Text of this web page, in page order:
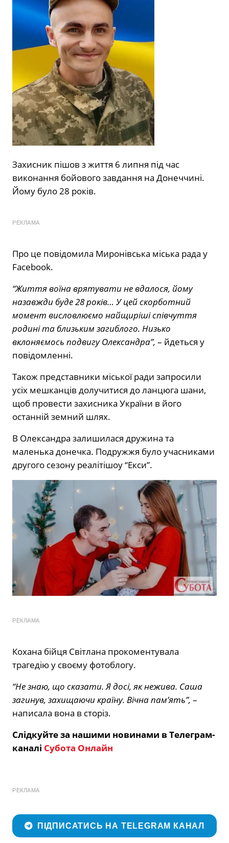
Захисник пішов з життя 6 липня під час
виконання бойового завдання на Донеччині.
Йому було 28 років.
РЕКЛАМА
Про це повідомила Миронівська міська рада у
Facebook.
“Життя воїна врятувати не вдалося, йому
назавжди буде 28 років… У цей скорботний
момент висловлюємо найщиріші співчуття
родині та близьким загиблого. Низько
вклоняємось подвигу Олександра”, – йдеться у
повідомленні.
Також представники міської ради запросили
усіх мешканців долучитися до ланцюга шани,
щоб провести захисника України в його
останній земний шлях.
В Олександра залишилася дружина та
маленька донечка. Подружжя було учасниками
другого сезону реалітішоу “Екси”.
РЕКЛАМА
Кохана бійця Світлана прокоментувала
трагедію у своєму фотоблогу.
“Не знаю, що сказати. Я досі, як нежива. Саша
загинув, захищаючи країну. Вічна пам’ять”, –
написала вона в сторіз.
Слідкуйте за нашими новинами в Телеграм-
каналі Субота Онлайн
РЕКЛАМА
ПІДПИСАТИСЬ НА TELEGRAM КАНАЛ